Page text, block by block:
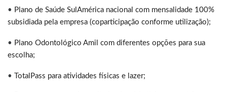
• Plano de Saúde SulAmérica nacional com mensalidade 100%
subsidiada pela empresa (coparticipação conforme utilização);
• Plano Odontológico Amil com diferentes opções para sua
escolha;
• TotalPass para atividades físicas e lazer;